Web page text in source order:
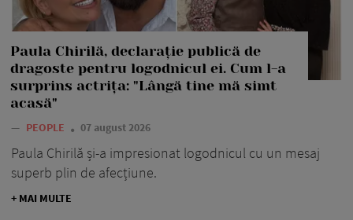
Paula Chirilă, declarație publică de
dragoste pentru logodnicul ei. Cum l-a
surprins actrița: "Lângă tine mă simt
acasă"
— PEOPLE 07 august 2026
Paula Chirilă și-a impresionat logodnicul cu un mesaj
superb plin de afecțiune.
+ MAI MULTE